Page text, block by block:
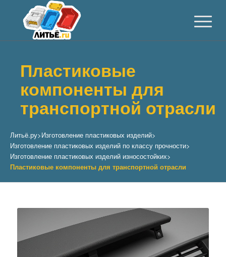
Пластиковые
компоненты для
транспортной отрасли
Литьё.ру>Изготовление пластиковых изделий>
Изготовление пластиковых изделий по классу прочности>
Изготовление пластиковых изделий износостойких>
Пластиковые компоненты для транспортной отрасли